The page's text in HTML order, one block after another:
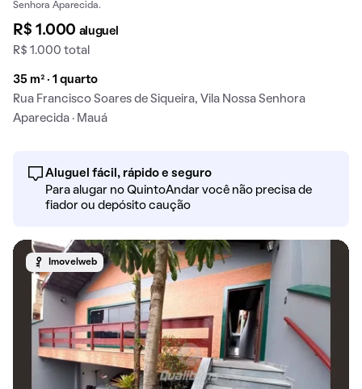
Senhora Aparecida.
R$ 1.000 aluguel
R$ 1.000 total
35 m² · 1 quarto
Rua Francisco Soares de Siqueira, Vila Nossa Senhora
Aparecida · Mauá
Aluguel fácil, rápido e seguro
Para alugar no QuintoAndar você não precisa de
fiador ou depósito caução
Imovelweb